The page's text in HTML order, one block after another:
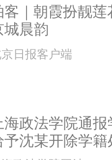
客｜朝霞扮靓
城晨韵
日报客户端
海政法学院通
予沈某开除学籍